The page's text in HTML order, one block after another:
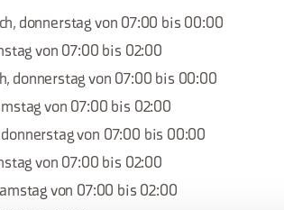
donnerstag von 07:00 bis 00:00
von 07:00 bis 02:00
donnerstag von 07:00 bis 00:00
von 07:00 bis 02:00
von 07:00 bis 00:00
von 07:00 bis 02:00
von 07:00 bis 02:00